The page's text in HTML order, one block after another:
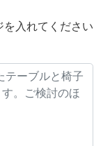
入れてください